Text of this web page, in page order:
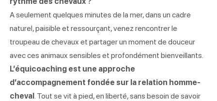
A seulement quelques minutes de la mer, dans un cadre
naturel, paisible et ressourçant, venez rencontrer le
troupeau de chevaux et partager un moment de douceur
avec ces animaux sensibles et profondément bienveillants.
L’équicoaching est une approche
d’accompagnement fondée sur la relation homme-
cheval . Tout se vit à pied, en liberté, sans besoin de savoir